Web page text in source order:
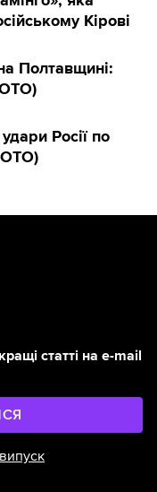
Кірові
Полтавщині:
Росії по
статті на e-mail